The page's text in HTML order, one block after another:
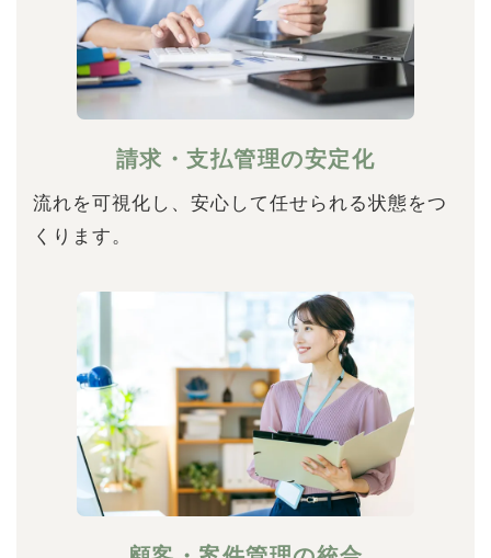
請求・支払管理の安定化
流れを可視化し、安心して任せられる状態をつ
くります。